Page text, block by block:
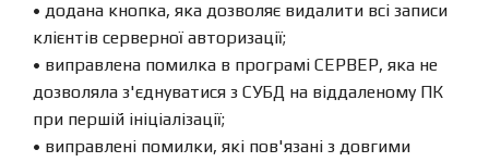
• додана кнопка, яка дозволяє видалити всі записи
клієнтів серверної авторизації;
• виправлена ​​помилка в програмі СЕРВЕР, яка не
дозволяла з'єднуватися з СУБД на віддаленому ПК
при першій ініціалізації;
• виправлені помилки, які пов'язані з довгими